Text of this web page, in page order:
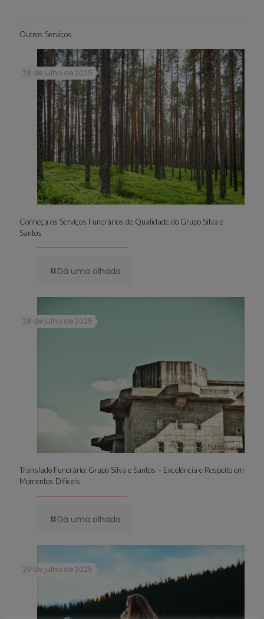
Outros Serviços
29 de julho de 2025
Conheça os Serviços Funerários de Qualidade do Grupo Silva e
Santos
Dá uma olhada
29 de julho de 2025
Translado Funerário: Grupo Silva e Santos – Excelência e Respeito em
Momentos Difíceis
Dá uma olhada
29 de julho de 2025